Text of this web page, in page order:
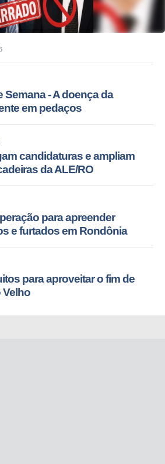
Semana - A doença da
em pedaços
candidaturas e ampliam
da ALE/RO
para apreender
e furtados em Rondônia
para aproveitar o fim de
Velho